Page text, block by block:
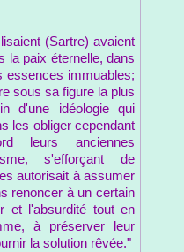
(Sartre) avaient
la paix éternelle, dans
essences immuables;
sous sa figure la plus
d'une idéologie qui
les obliger cependant
leurs anciennes
s'efforçant de
autorisait à assumer
renoncer à un certain
et l'absurdité tout en
à préserver leur
la solution rêvée."